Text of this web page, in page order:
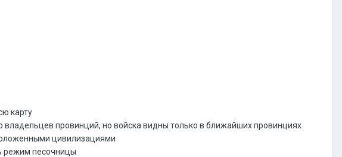
карту
провинций, но войска видны только в ближайших провинциях
цивилизациями
режим песочницы